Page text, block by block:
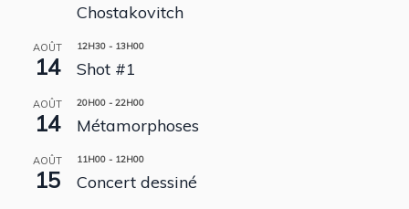
Chostakovitch
AOÛT
14
12H30 - 13H00
Shot #1
AOÛT
14
20H00 - 22H00
Métamorphoses
AOÛT
15
11H00 - 12H00
Concert dessiné